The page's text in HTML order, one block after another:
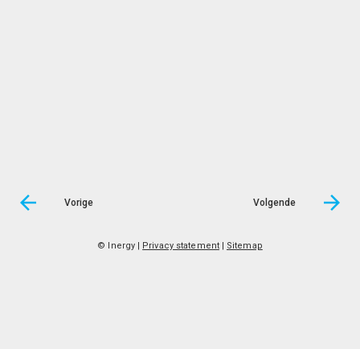
Vorige Volgende
© Inergy | Privacy statement| Sitemap